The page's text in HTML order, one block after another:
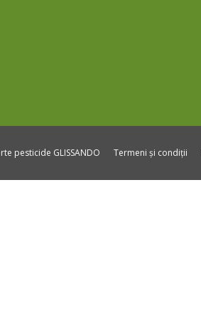
pesticide GLISSANDO Termeni și condiții